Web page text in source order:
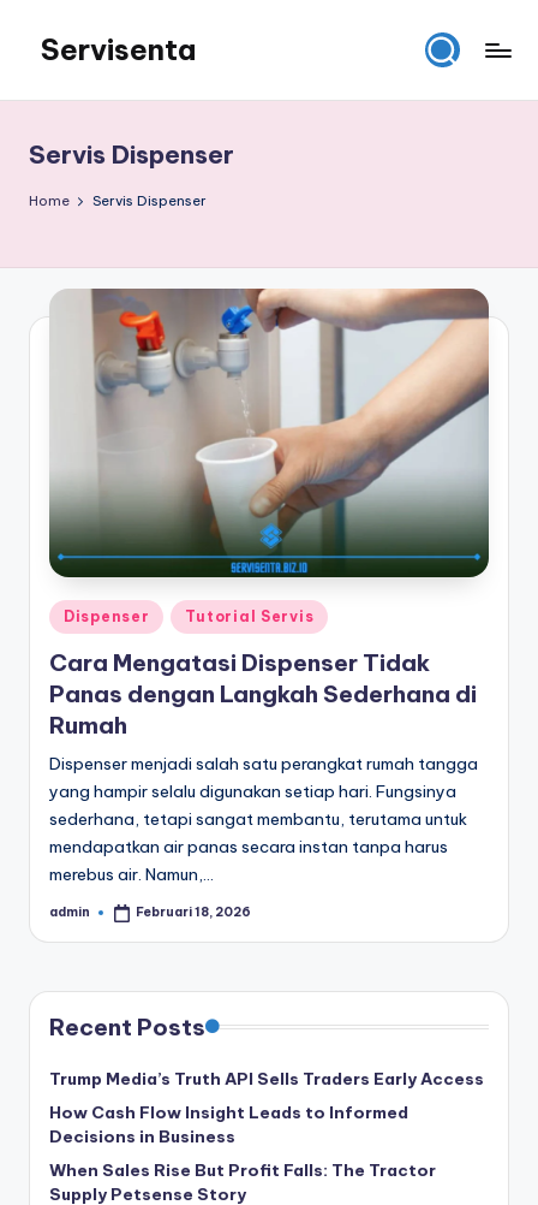
content
Servisenta
dari
Dasar
Sampai
Servis Dispenser
Home Servis Dispenser
Posted
in
Dispenser Tutorial Servis
Cara Mengatasi Dispenser Tidak
Panas dengan Langkah Sederhana di
Rumah
Dispenser menjadi salah satu perangkat rumah tangga
yang hampir selalu digunakan setiap hari. Fungsinya
sederhana, tetapi sangat membantu, terutama untuk
mendapatkan air panas secara instan tanpa harus
merebus air. Namun,…
Posted
admin Februari 18, 2026
Recent Posts
Trump Media’s Truth API Sells Traders Early Access
How Cash Flow Insight Leads to Informed
Decisions in Business
When Sales Rise But Profit Falls: The Tractor
Supply Petsense Story